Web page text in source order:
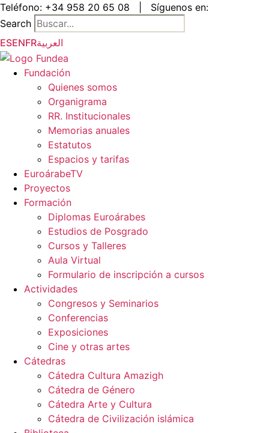
Saltar
al
contenido
Teléfono: +34 958 20 65 08
Síguenos en:
Search
ESENFRالعربية
Fundación
Quienes somos
Organigrama
RR. Institucionales
Memorias anuales
Estatutos
Espacios y tarifas
EuroárabeTV
Proyectos
Formación
Diplomas Euroárabes
Estudios de Posgrado
Cursos y Talleres
Aula Virtual
Formulario de inscripción a cursos
Actividades
Congresos y Seminarios
Conferencias
Exposiciones
Cine y otras artes
Cátedras
Cátedra Cultura Amazigh
Cátedra de Género
Cátedra Arte y Cultura
Cátedra de Civilización islámica